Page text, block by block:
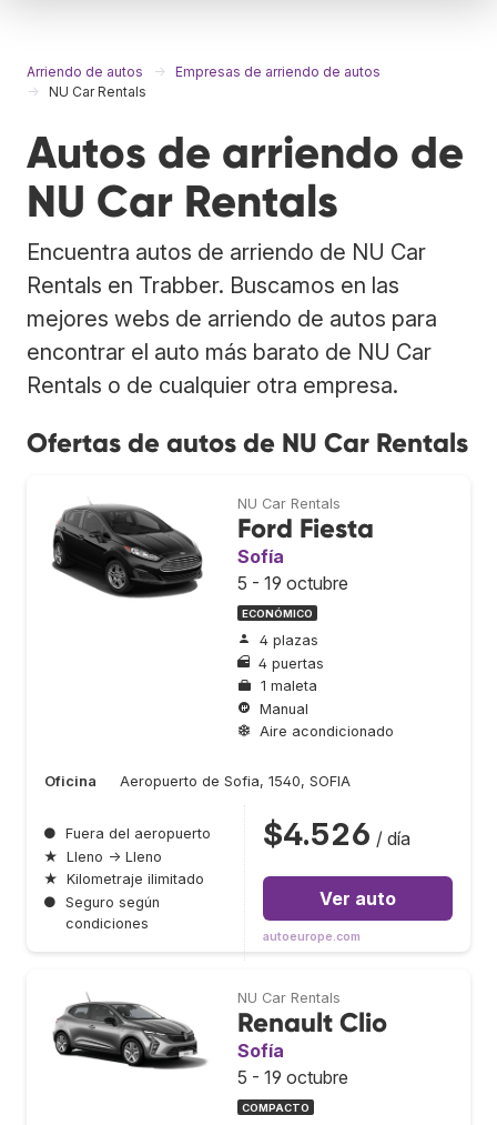
Arriendo de autos
Empresas de arriendo de autos
NU Car Rentals
Autos de arriendo de
NU Car Rentals
Encuentra autos de arriendo de NU Car
Rentals en Trabber. Buscamos en las
mejores webs de arriendo de autos para
encontrar el auto más barato de NU Car
Rentals o de cualquier otra empresa.
Ofertas de autos de NU Car Rentals
NU Car Rentals
Ford Fiesta
Sofía
5 - 19 octubre
ECONÓMICO
4 plazas
4 puertas
1 maleta
Manual
Aire acondicionado
Oficina Aeropuerto de Sofia, 1540, SOFIA
● Fuera del aeropuerto
★ Lleno → Lleno
★ Kilometraje ilimitado
● Seguro según
condiciones
$4.526 / día
Ver auto
autoeurope.com
NU Car Rentals
Renault Clio
Sofía
5 - 19 octubre
COMPACTO